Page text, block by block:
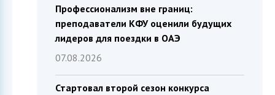
Профессионализм вне границ:
преподаватели КФУ оценили будущих
лидеров для поездки в ОАЭ
07.08.2026
Стартовал второй сезон конкурса